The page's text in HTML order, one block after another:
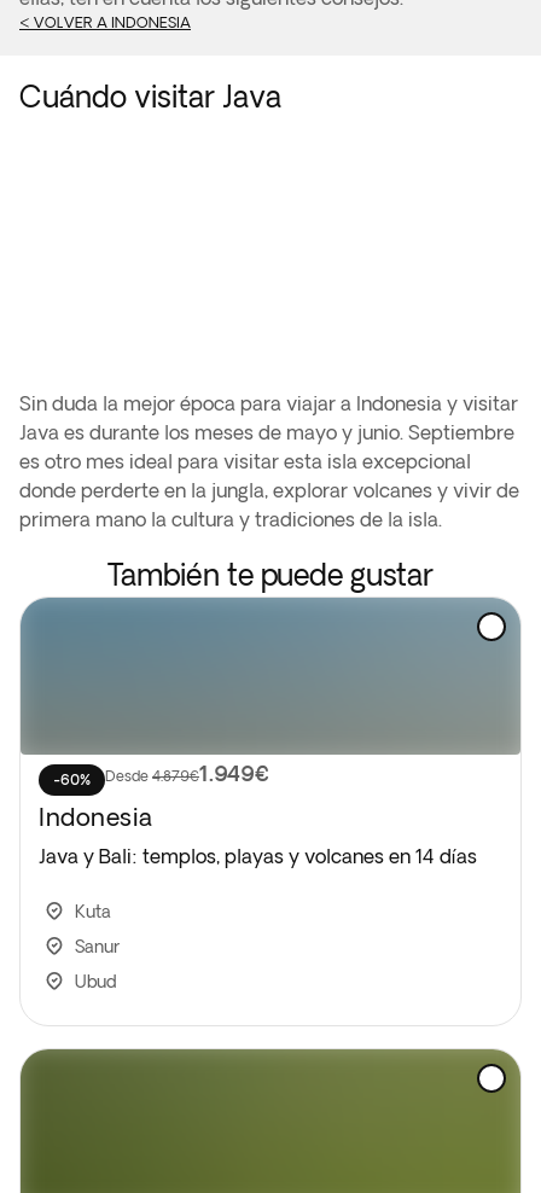
< VOLVER A INDONESIA
Cuándo visitar Java
Sin duda la mejor época para viajar a Indonesia y visitar
Java es durante los meses de mayo y junio. Septiembre
es otro mes ideal para visitar esta isla excepcional
donde perderte en la jungla, explorar volcanes y vivir de
primera mano la cultura y tradiciones de la isla.
También te puede gustar
-60% Desde 4.879€1.949€
Indonesia
Java y Bali: templos, playas y volcanes en 14 días
Kuta
Sanur
Ubud